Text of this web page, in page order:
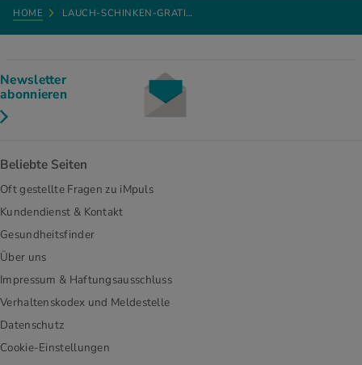
HOME LAUCH-SCHINKEN-GRATI…
Newsletter
abonnieren
Beliebte Seiten
Oft gestellte Fragen zu iMpuls
Kundendienst & Kontakt
Gesundheitsfinder
Über uns
Impressum & Haftungsausschluss
Verhaltenskodex und Meldestelle
Datenschutz
Cookie-Einstellungen